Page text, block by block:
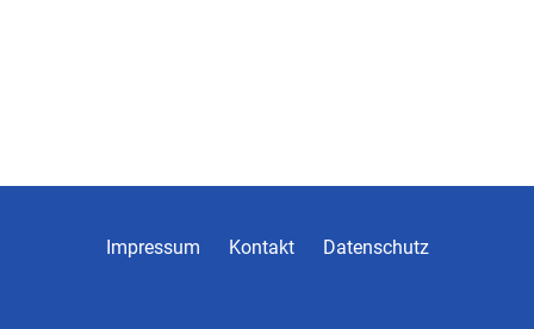
Impressum Kontakt Datenschutz